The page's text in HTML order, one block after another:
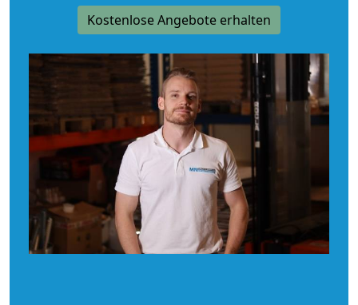
Kostenlose Angebote erhalten